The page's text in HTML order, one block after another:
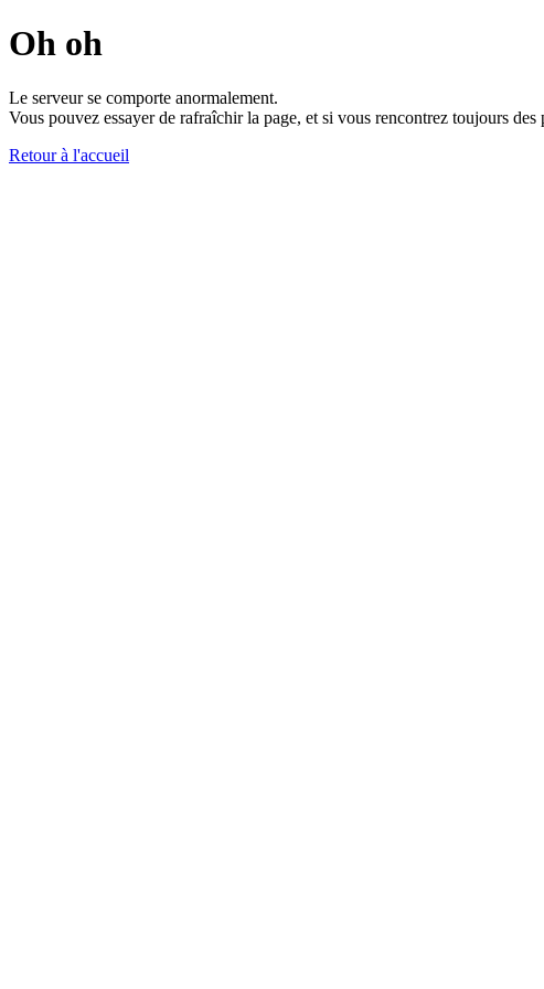
Oh oh
Le serveur se comporte anormalement.
Vous pouvez essayer de rafraîchir la page, et si vous rencontrez toujours
Retour à l'accueil